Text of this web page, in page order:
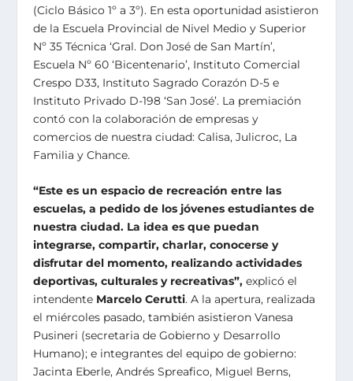
(Ciclo Básico 1º a 3º). En esta oportunidad asistieron
de la Escuela Provincial de Nivel Medio y Superior
Nº 35 Técnica ‘Gral. Don José de San Martín’,
Escuela Nº 60 ‘Bicentenario’, Instituto Comercial
Crespo D33, Instituto Sagrado Corazón D-5 e
Instituto Privado D-198 ‘San José’. La premiación
contó con la colaboración de empresas y
comercios de nuestra ciudad: Calisa, Julicroc, La
Familia y Chance.
“Este es un espacio de recreación entre las
escuelas, a pedido de los jóvenes estudiantes de
nuestra ciudad. La idea es que puedan
integrarse, compartir, charlar, conocerse y
disfrutar del momento, realizando actividades
deportivas, culturales y recreativas”, explicó el
intendente Marcelo Cerutti. A la apertura, realizada
el miércoles pasado, también asistieron Vanesa
Pusineri (secretaria de Gobierno y Desarrollo
Humano); e integrantes del equipo de gobierno:
Jacinta Eberle, Andrés Spreafico, Miguel Berns,